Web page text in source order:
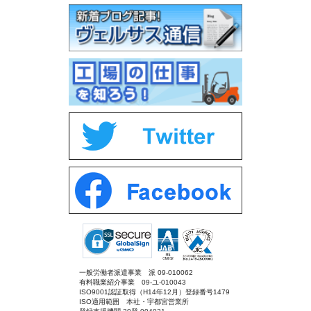
一般労働者派遣事業 派 09-010062
有料職業紹介事業 09-ユ-010043
ISO9001認証取得（H14年12月）登録番号1479
ISO適用範囲 本社・宇都宮営業所